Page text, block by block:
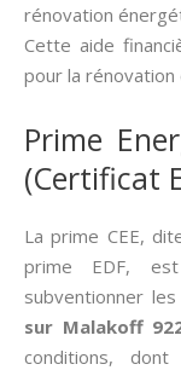
rénovation
Cette aide
pour la
Prime
(Certificat
La prime CEE,
prime EDF,
subventionner les
sur Malakoff
conditions,